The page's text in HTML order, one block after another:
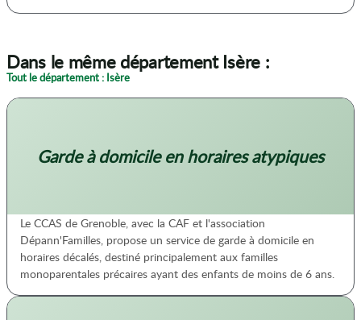
Dans le même département Isère :
Tout le département : Isère
Garde à domicile en horaires atypiques
Le CCAS de Grenoble, avec la CAF et l'association
Dépann'Familles, propose un service de garde à domicile en
horaires décalés, destiné principalement aux familles
monoparentales précaires ayant des enfants de moins de 6 ans.